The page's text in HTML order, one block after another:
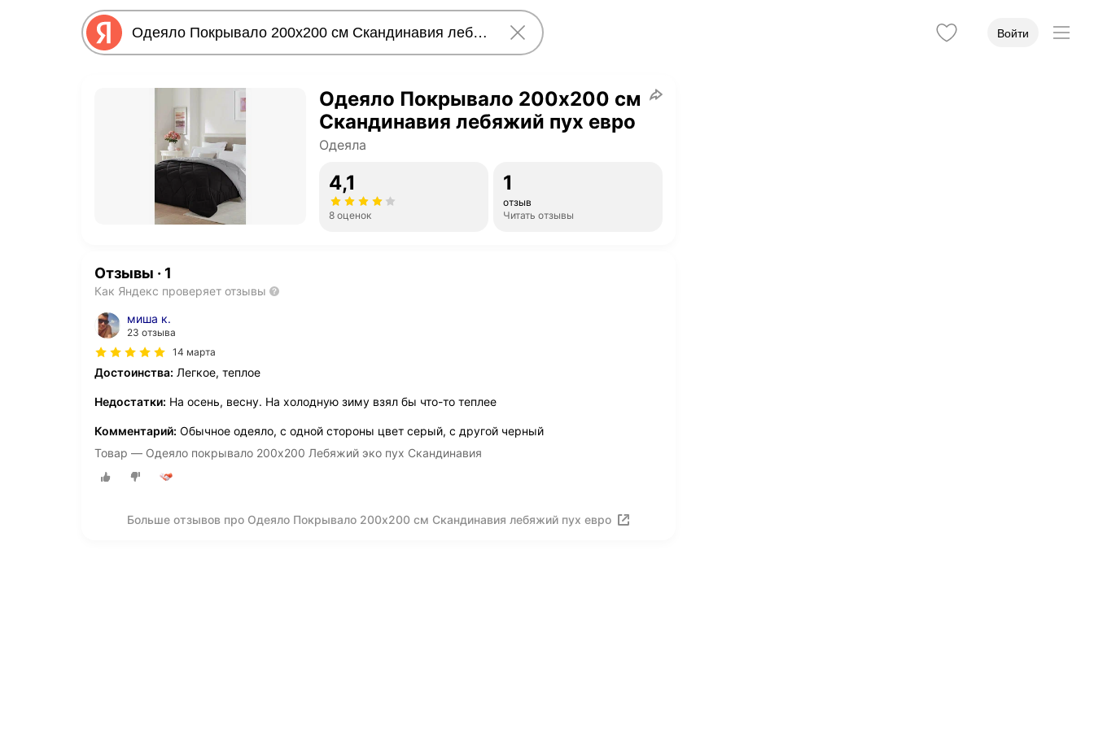
Войти
Одеяло Покрывало 200х200 см
Скандинавия лебяжий пух евро
Одеяла
4,1
8 оценок
1
отзыв
Читать отзывы
Отзывы · 1
Как Яндекс проверяет отзывы
миша к.
23 отзыва
14 марта
Достоинства: Легкое, теплое
Недостатки: На осень, весну. На холодную зиму взял бы что-то теплее
Комментарий: Обычное одеяло, с одной стороны цвет серый, с другой черный
Товар — Одеяло покрывало 200х200 Лебяжий эко пух Скандинавия
Больше отзывов про Одеяло Покрывало 200х200 см Скандинавия лебяжий пух евро